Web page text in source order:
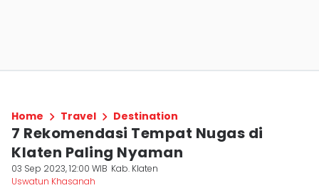
Home Travel Destination
7 Rekomendasi Tempat Nugas di
Klaten Paling Nyaman
03 Sep 2023, 12:00 WIB Kab. Klaten
Uswatun Khasanah